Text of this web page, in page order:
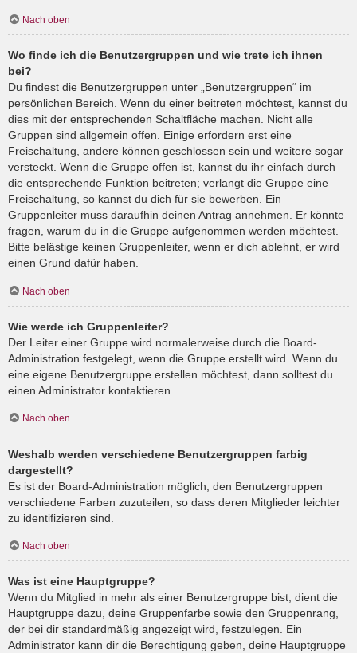
Nach oben
Wo finde ich die Benutzergruppen und wie trete ich ihnen
bei?
Du findest die Benutzergruppen unter „Benutzergruppen“ im
persönlichen Bereich. Wenn du einer beitreten möchtest, kannst du
dies mit der entsprechenden Schaltfläche machen. Nicht alle
Gruppen sind allgemein offen. Einige erfordern erst eine
Freischaltung, andere können geschlossen sein und weitere sogar
versteckt. Wenn die Gruppe offen ist, kannst du ihr einfach durch
die entsprechende Funktion beitreten; verlangt die Gruppe eine
Freischaltung, so kannst du dich für sie bewerben. Ein
Gruppenleiter muss daraufhin deinen Antrag annehmen. Er könnte
fragen, warum du in die Gruppe aufgenommen werden möchtest.
Bitte belästige keinen Gruppenleiter, wenn er dich ablehnt, er wird
einen Grund dafür haben.
Nach oben
Wie werde ich Gruppenleiter?
Der Leiter einer Gruppe wird normalerweise durch die Board-
Administration festgelegt, wenn die Gruppe erstellt wird. Wenn du
eine eigene Benutzergruppe erstellen möchtest, dann solltest du
einen Administrator kontaktieren.
Nach oben
Weshalb werden verschiedene Benutzergruppen farbig
dargestellt?
Es ist der Board-Administration möglich, den Benutzergruppen
verschiedene Farben zuzuteilen, so dass deren Mitglieder leichter
zu identifizieren sind.
Nach oben
Was ist eine Hauptgruppe?
Wenn du Mitglied in mehr als einer Benutzergruppe bist, dient die
Hauptgruppe dazu, deine Gruppenfarbe sowie den Gruppenrang,
der bei dir standardmäßig angezeigt wird, festzulegen. Ein
Administrator kann dir die Berechtigung geben, deine Hauptgruppe